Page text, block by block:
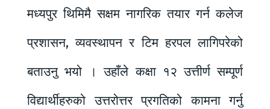
मध्यपुर थिमिमै सक्षम नागरिक तयार गर्न कलेज
प्रशासन, व्यवस्थापन र टिम हरपल लागिपरेको
बताउनु भयो । उहाँले कक्षा १२ उत्तीर्ण सम्पूर्ण
विद्यार्थीहरुको उत्तरोत्तर प्रगतिको कामना गर्नु